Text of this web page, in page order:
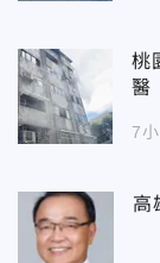
桃
醫
7
高